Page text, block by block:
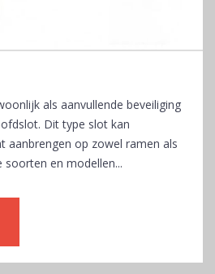
als aanvullende beveiliging
Dit type slot kan
aanbrengen op zowel ramen als
soorten en modellen...